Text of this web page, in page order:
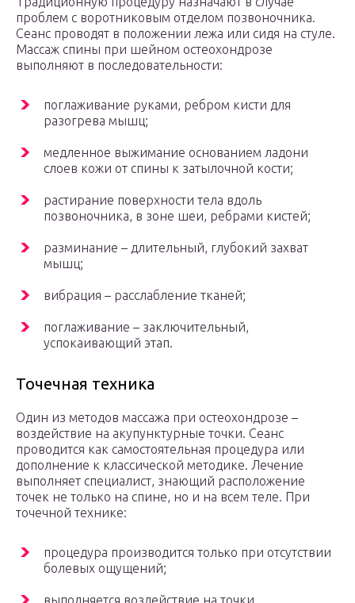
проблем с воротниковым отделом позвоночника.
Сеанс проводят в положении лежа или сидя на стуле.
Массаж спины при шейном остеохондрозе
выполняют в последовательности:
поглаживание руками, ребром кисти для
разогрева мышц;
медленное выжимание основанием ладони
слоев кожи от спины к затылочной кости;
растирание поверхности тела вдоль
позвоночника, в зоне шеи, ребрами кистей;
разминание – длительный, глубокий захват
мышц;
вибрация – расслабление тканей;
поглаживание – заключительный,
успокаивающий этап.
Точечная техника
Один из методов массажа при остеохондрозе –
воздействие на акупунктурные точки. Сеанс
проводится как самостоятельная процедура или
дополнение к классической методике. Лечение
выполняет специалист, знающий расположение
точек не только на спине, но и на всем теле. При
точечной технике:
процедура производится только при отсутствии
болевых ощущений;
выполняется воздействие на точки